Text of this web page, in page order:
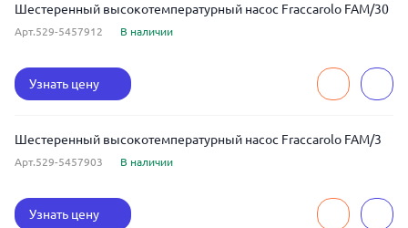
Шестеренный высокотемпературный насос Fraccarolo FAM/30
Арт.529-5457912 В наличии
Узнать цену
Шестеренный высокотемпературный насос Fraccarolo FAM/3
Арт.529-5457903 В наличии
Узнать цену